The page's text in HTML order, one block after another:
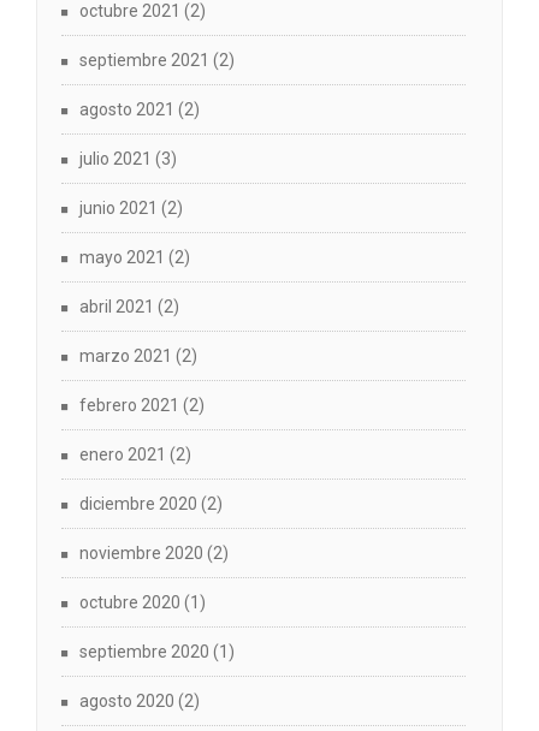
octubre 2021 (2)
septiembre 2021 (2)
agosto 2021 (2)
julio 2021 (3)
junio 2021 (2)
mayo 2021 (2)
abril 2021 (2)
marzo 2021 (2)
febrero 2021 (2)
enero 2021 (2)
diciembre 2020 (2)
noviembre 2020 (2)
octubre 2020 (1)
septiembre 2020 (1)
agosto 2020 (2)